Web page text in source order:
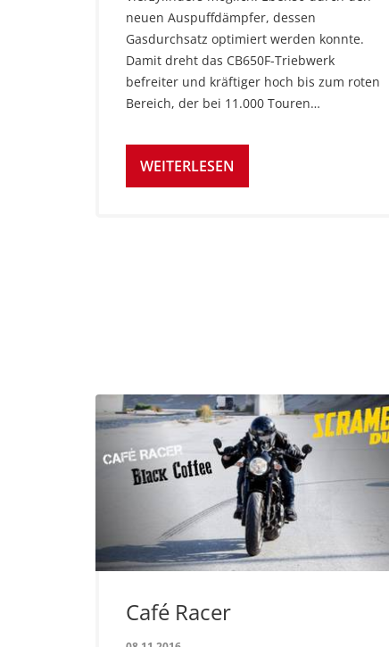
neuen Auspuffdämpfer, dessen
Gasdurchsatz optimiert werden konnte.
Damit dreht das CB650F-Triebwerk
befreiter und kräftiger hoch bis zum roten
Bereich, der bei 11.000 Touren…
WEITERLESEN
Café Racer